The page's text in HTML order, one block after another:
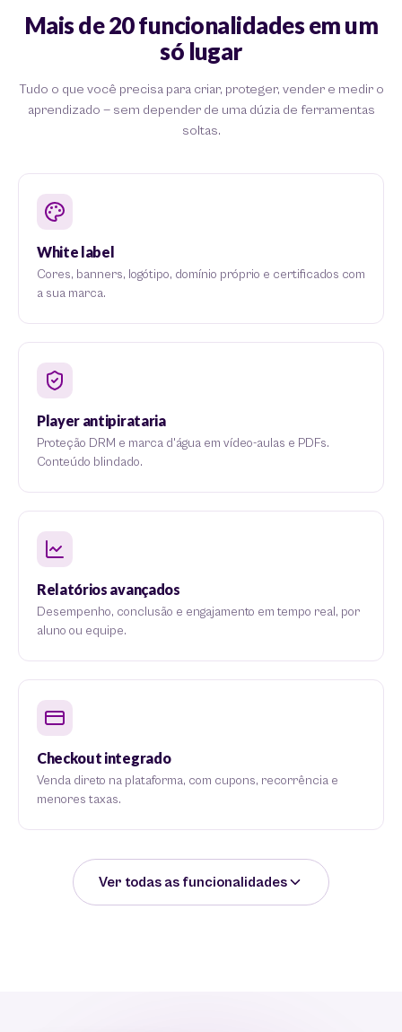
Mais de 20 funcionalidades em um
só lugar
Tudo o que você precisa para criar, proteger, vender e medir o
aprendizado — sem depender de uma dúzia de ferramentas
soltas.
White label
Cores, banners, logótipo, domínio próprio e certificados com
a sua marca.
Player antipirataria
Proteção DRM e marca d'água em vídeo-aulas e PDFs.
Conteúdo blindado.
Relatórios avançados
Desempenho, conclusão e engajamento em tempo real, por
aluno ou equipe.
Checkout integrado
Venda direto na plataforma, com cupons, recorrência e
menores taxas.
Ver todas as funcionalidades